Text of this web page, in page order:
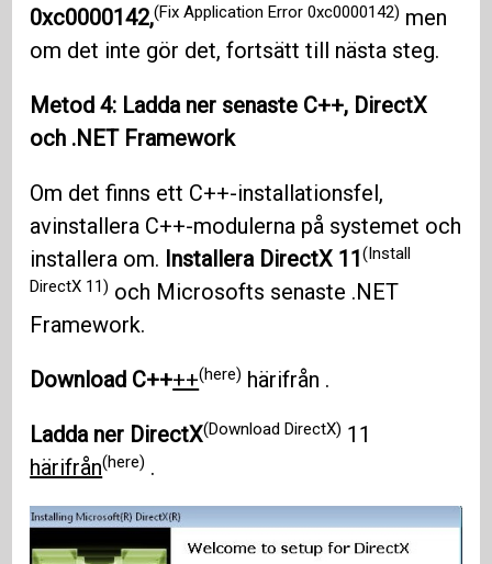
0xc0000142,(Fix Application Error 0xc0000142) men
om det inte gör det, fortsätt till nästa steg.
Metod 4: Ladda ner senaste C++, DirectX
och .NET Framework
Om det finns ett C++-installationsfel,
avinstallera C++-modulerna på systemet och
installera om. Installera DirectX 11(Install
DirectX 11) och Microsofts senaste .NET
Framework.
Download C++++(here) härifrån .
Ladda ner DirectX(Download DirectX) 11
härifrån(here) .